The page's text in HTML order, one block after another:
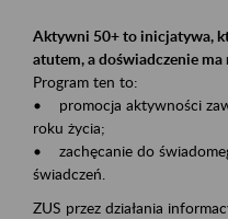
Aktywni 50+ to inicjatywa,
atutem, a doświadczenie ma
Program ten to:
• promocja aktywności
roku życia;
• zachęcanie do
świadczeń.
ZUS przez działania